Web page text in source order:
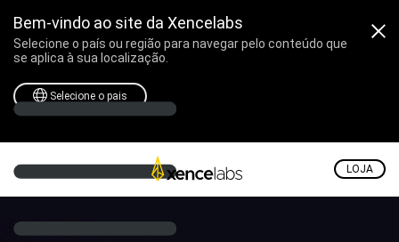
Bem-vindo ao site da Xencelabs
Selecione o país ou região para navegar pelo conteúdo que
se aplica à sua localização.
Selecione o pais
LOJA